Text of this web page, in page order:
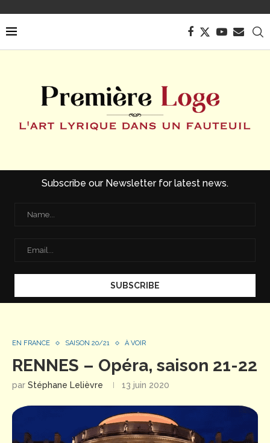
Subscribe our Newsletter for latest news.
EN FRANCE SAISON 20/21 À VOIR
RENNES – Opéra, saison 21-22
par Stéphane Lelièvre 13 juin 2020